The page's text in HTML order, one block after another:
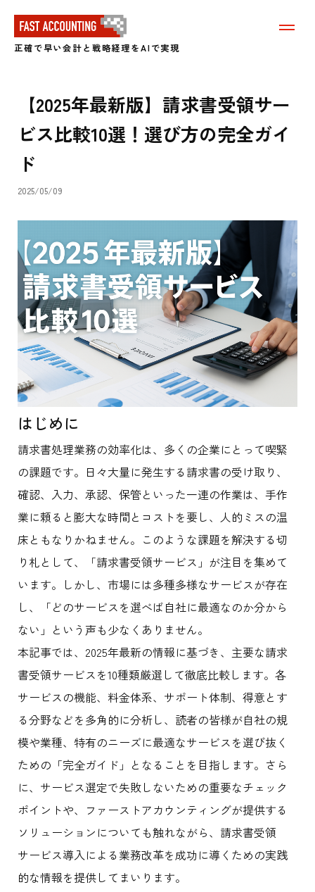
正確で早い会計と戦略経理をAIで実現
メ
示
る
【2025年最新版】請求書受領サー
ビス比較10選！選び方の完全ガイ
ド
2025/05/09
はじめに
請求書処理業務の効率化は、多くの企業にとって喫緊
の課題です。日々大量に発生する請求書の受け取り、
確認、入力、承認、保管といった一連の作業は、手作
業に頼ると膨大な時間とコストを要し、人的ミスの温
床ともなりかねません。このような課題を解決する切
り札として、「請求書受領サービス」が注目を集めて
います。しかし、市場には多種多様なサービスが存在
し、「どのサービスを選べば自社に最適なのか分から
ない」という声も少なくありません。
本記事では、2025年最新の情報に基づき、主要な請求
書受領サービスを10種類厳選して徹底比較します。各
サービスの機能、料金体系、サポート体制、得意とす
る分野などを多角的に分析し、読者の皆様が自社の規
模や業種、特有のニーズに最適なサービスを選び抜く
ための「完全ガイド」となることを目指します。さら
に、サービス選定で失敗しないための重要なチェック
ポイントや、ファーストアカウンティングが提供する
ソリューションについても触れながら、請求書受領
サービス導入による業務改革を成功に導くための実践
的な情報を提供してまいります。